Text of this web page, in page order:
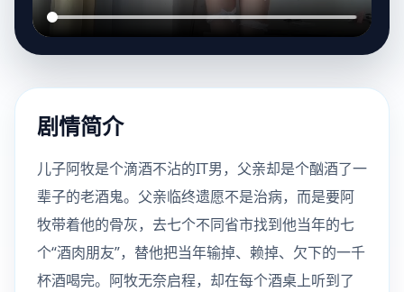
剧情简介
儿子阿牧是个滴酒不沾的IT男，父亲却是个酗酒了一
辈子的老酒鬼。父亲临终遗愿不是治病，而是要阿
牧带着他的骨灰，去七个不同省市找到他当年的七
个“酒肉朋友”，替他把当年输掉、赖掉、欠下的一千
杯酒喝完。阿牧无奈启程，却在每个酒桌上听到了